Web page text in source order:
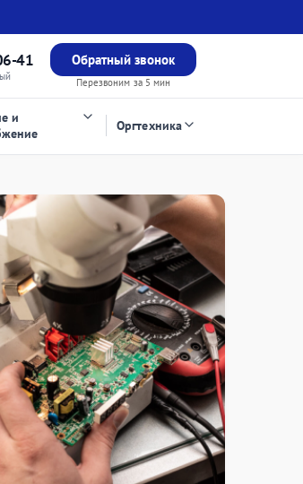
41 Обратный звонок
Перезвоним за 5 мин
и
Оргтехника